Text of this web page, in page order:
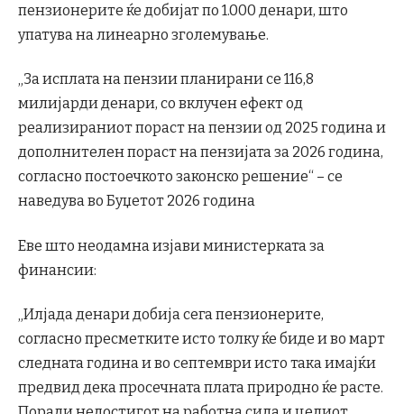
пензионерите ќе добијат по 1.000 денари, што
упатува на линеарно зголемување.
„За исплата на пензии планирани се 116,8
милијарди денари, со вклучен ефект од
реализираниот пораст на пензии од 2025 година и
дополнителен пораст на пензијата за 2026 година,
согласно постоечкото законско решение“ – се
наведува во Буџетот 2026 година
Еве што неодамна изјави министерката за
финансии:
„Илјада денари добија сега пензионерите,
согласно пресметките исто толку ќе биде и во март
следната година и во септември исто така имајќи
предвид дека просечната плата природно ќе расте.